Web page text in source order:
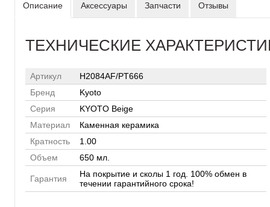
Описание Аксессуары Запчасти Отзывы
ТЕХНИЧЕСКИЕ
Артикул
H2084AF/PT666
Бренд
Kyoto
Серия
KYOTO Beige
Материал
Каменная керамика
Кратность
1.00
Объем
650 мл.
Гарантия
На покрытие и сколы 1 год. 100% обмен в
течении гарантийного срока!